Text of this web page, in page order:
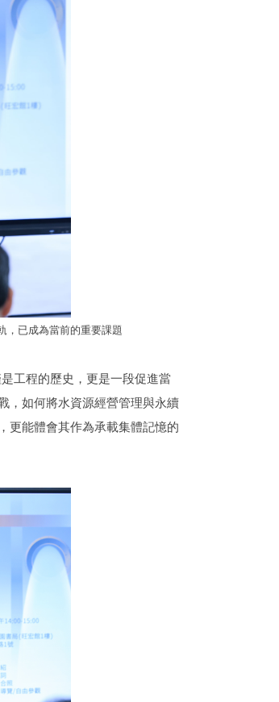
，已成為當前的重要課題
工程的歷史，更是一段促進當
，如何將水資源經營管理與永續
更能體會其作為承載集體記憶的